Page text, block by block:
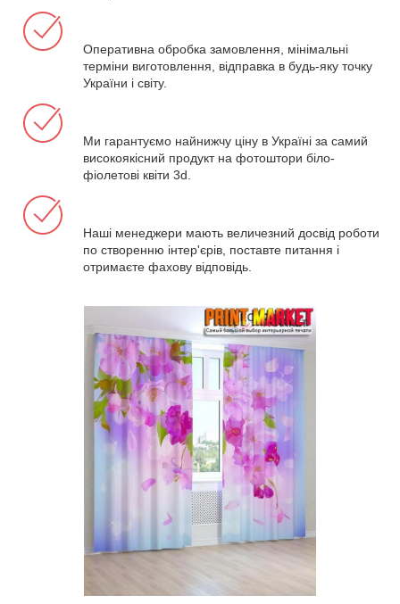
Оперативна обробка замовлення, мінімальні
терміни виготовлення, відправка в будь-яку точку
України і світу.
Ми гарантуємо найнижчу ціну в Україні за самий
високоякісний продукт на фотоштори біло-
фіолетові квіти 3d.
Наші менеджери мають величезний досвід роботи
по створенню інтер'єрів, поставте питання і
отримаєте фахову відповідь.